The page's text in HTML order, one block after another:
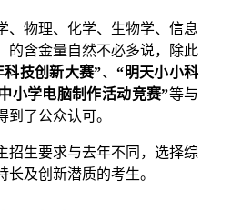
、物理、化学、生物学、信息
的含金量自然不必多说，除此
科技创新大赛”、“明天小小科
小学电脑制作活动竞赛”等与
到了公众认可。
招生要求与去年不同，选择综
长及创新潜质的考生。